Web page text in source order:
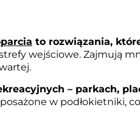
to rozwiązania,
wejściowe. Zajmują
– parkach,
w podłokietniki, co